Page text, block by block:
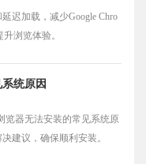
迟加载，减少Google Chro
浏览体验。
统原因
览器无法安装的常见系统原
建议，确保顺利安装。